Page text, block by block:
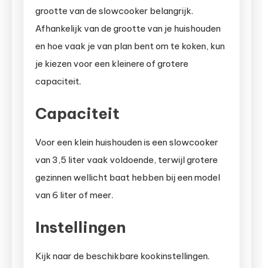
grootte van de slowcooker belangrijk.
Afhankelijk van de grootte van je huishouden
en hoe vaak je van plan bent om te koken, kun
je kiezen voor een kleinere of grotere
capaciteit.
Capaciteit
Voor een klein huishouden is een slowcooker
van 3,5 liter vaak voldoende, terwijl grotere
gezinnen wellicht baat hebben bij een model
van 6 liter of meer.
Instellingen
Kijk naar de beschikbare kookinstellingen.